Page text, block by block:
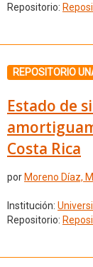
Repositorio:
REPOSITORIO
Estado de
Costa Rica
por Moreno Díaz,
Institución:
Repositorio: